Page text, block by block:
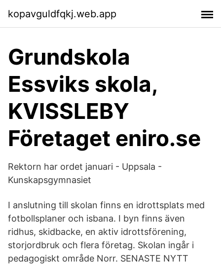
kopavguldfqkj.web.app
Grundskola
Essviks skola,
KVISSLEBY
Företaget eniro.se
Rektorn har ordet januari - Uppsala -
Kunskapsgymnasiet
I anslutning till skolan finns en idrottsplats med
fotbollsplaner och isbana. I byn finns även
ridhus, skidbacke, en aktiv idrottsförening,
storjordbruk och flera företag. Skolan ingår i
pedagogiskt område Norr. SENASTE NYTT